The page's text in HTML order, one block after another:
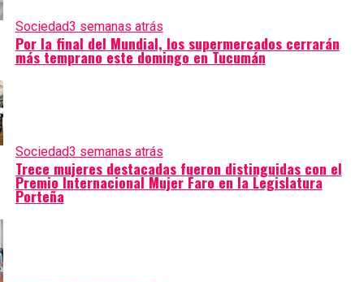
Sociedad3 semanas atrás
Por la final del Mundial, los supermercados cerrarán
más temprano este domingo en Tucumán
Sociedad3 semanas atrás
Trece mujeres destacadas fueron distinguidas con el
Premio Internacional Mujer Faro en la Legislatura
Porteña